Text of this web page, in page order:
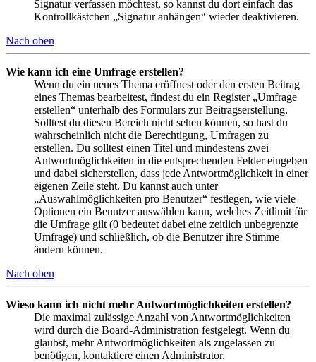
Signatur verfassen möchtest, so kannst du dort einfach das
Kontrollkästchen „Signatur anhängen“ wieder deaktivieren.
Nach oben
Wie kann ich eine Umfrage erstellen?
Wenn du ein neues Thema eröffnest oder den ersten Beitrag
eines Themas bearbeitest, findest du ein Register „Umfrage
erstellen“ unterhalb des Formulars zur Beitragserstellung.
Solltest du diesen Bereich nicht sehen können, so hast du
wahrscheinlich nicht die Berechtigung, Umfragen zu
erstellen. Du solltest einen Titel und mindestens zwei
Antwortmöglichkeiten in die entsprechenden Felder eingeben
und dabei sicherstellen, dass jede Antwortmöglichkeit in einer
eigenen Zeile steht. Du kannst auch unter
„Auswahlmöglichkeiten pro Benutzer“ festlegen, wie viele
Optionen ein Benutzer auswählen kann, welches Zeitlimit für
die Umfrage gilt (0 bedeutet dabei eine zeitlich unbegrenzte
Umfrage) und schließlich, ob die Benutzer ihre Stimme
ändern können.
Nach oben
Wieso kann ich nicht mehr Antwortmöglichkeiten erstellen?
Die maximal zulässige Anzahl von Antwortmöglichkeiten
wird durch die Board-Administration festgelegt. Wenn du
glaubst, mehr Antwortmöglichkeiten als zugelassen zu
benötigen, kontaktiere einen Administrator.